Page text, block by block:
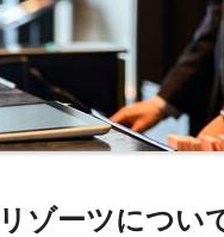
ゾーツについ